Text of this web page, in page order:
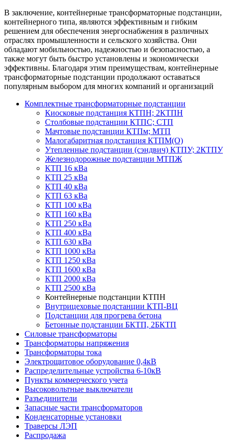
В заключение, контейнерные трансформаторные подстанции,
контейнерного типа, являются эффективным и гибким
решением для обеспечения энергоснабжения в различных
отраслях промышленности и сельского хозяйства. Они
обладают мобильностью, надежностью и безопасностью, а
также могут быть быстро установлены и экономически
эффективны. Благодаря этим преимуществам, контейнерные
трансформаторные подстанции продолжают оставаться
популярным выбором для многих компаний и организаций
Комплектные трансформаторные подстанции
Киосковые подстанция КТПН; 2КТПН
Столбовые подстанции КТПС; СТП
Мачтовые подстанции КТПм; МТП
Малогабаритная подстанция КТПМ(О)
Утепленные подстанции (сэндвич) КТПУ; 2КТПУ
Железнодорожные подстанции МТПЖ
КТП 16 кВа
КТП 25 кВа
КТП 40 кВа
КТП 63 кВа
КТП 100 кВа
КТП 160 кВа
КТП 250 кВа
КТП 400 кВа
КТП 630 кВа
КТП 1000 кВа
КТП 1250 кВа
КТП 1600 кВа
КТП 2000 кВа
КТП 2500 кВа
Контейнерные подстанции КТПН
Внутрицеховые подстанции КТП-ВЦ
Подстанции для прогрева бетона
Бетонные подстанции БКТП, 2БКТП
Силовые трансформаторы
Трансформаторы напряжения
Трансформаторы тока
Электрощитовое оборудование 0,4кВ
Распределительные устройства 6-10кВ
Пункты коммерческого учета
Высоковольтные выключатели
Разъединители
Запасные части трансформаторов
Конденсаторные установки
Траверсы ЛЭП
Распродажа